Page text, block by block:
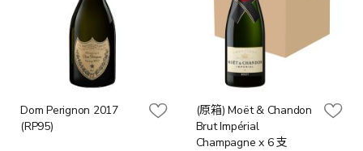
Dom Perignon 2017
(RP95)
(原箱) Moët & Chandon
Brut Impérial
Champagne x 6 支